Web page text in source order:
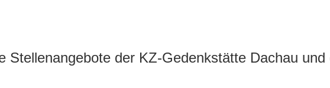
Stellenangebote der KZ-Gedenkstätte Dachau und